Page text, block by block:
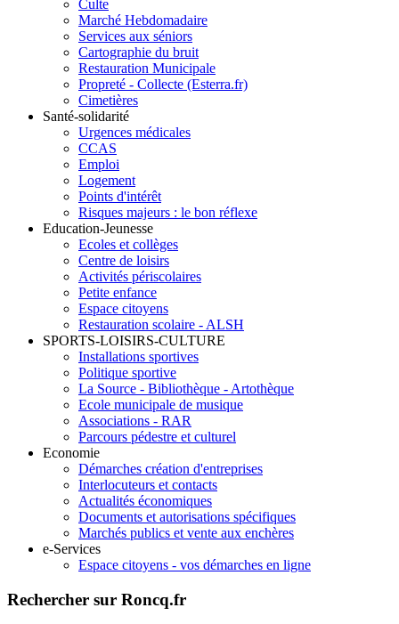
Culte
Marché Hebdomadaire
Services aux séniors
Cartographie du bruit
Restauration Municipale
Propreté - Collecte (Esterra.fr)
Cimetières
Santé-solidarité
Urgences médicales
CCAS
Emploi
Logement
Points d'intérêt
Risques majeurs : le bon réflexe
Education-Jeunesse
Ecoles et collèges
Centre de loisirs
Activités périscolaires
Petite enfance
Espace citoyens
Restauration scolaire - ALSH
SPORTS-LOISIRS-CULTURE
Installations sportives
Politique sportive
La Source - Bibliothèque - Artothèque
Ecole municipale de musique
Associations - RAR
Parcours pédestre et culturel
Economie
Démarches création d'entreprises
Interlocuteurs et contacts
Actualités économiques
Documents et autorisations spécifiques
Marchés publics et vente aux enchères
e-Services
Espace citoyens - vos démarches en ligne
Rechercher sur Roncq.fr